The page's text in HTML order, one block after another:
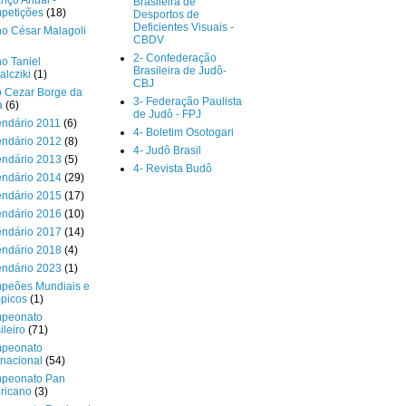
(18)
César Malagoli
Taniel
(1)
Cezar Borge da
(6)
2011 (6)
2012 (8)
2013 (5)
2014 (29)
2015 (17)
2016 (10)
2017 (14)
2018 (4)
2023 (1)
Mundiais e
(1)
(71)
(54)
Pan
(3)
Desportos de
Deficientes Visuais -
CBDV
2- Confederação
Brasileira de Judô-
CBJ
3- Federação Paulista
de Judô - FPJ
4- Boletim Osotogari
4- Judô Brasil
4- Revista Budô